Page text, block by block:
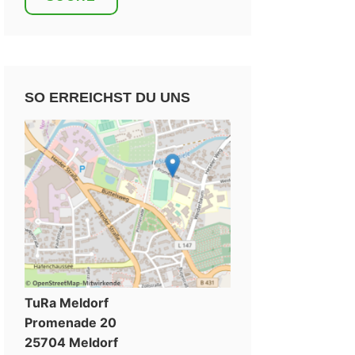
SO ERREICHST DU UNS
TuRa Meldorf
Promenade 20
25704 Meldorf